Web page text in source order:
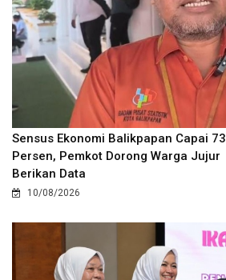
Sensus Ekonomi Balikpapan Capai 73
Persen, Pemkot Dorong Warga Jujur
Berikan Data
10/08/2026